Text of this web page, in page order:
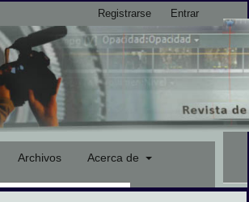
Archivos Acerca de
Registrarse Entrar